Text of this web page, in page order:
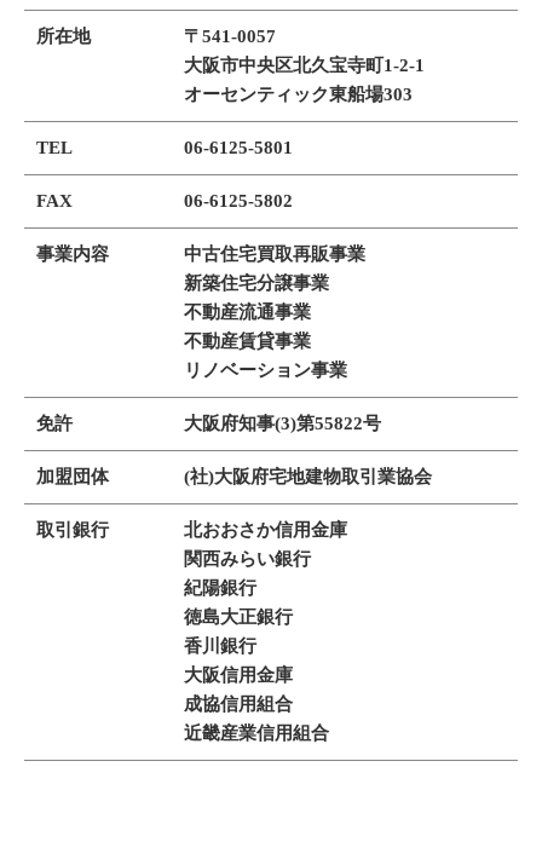
所在地
〒541-0057
大阪市中央区北久宝寺町1-2-1
オーセンティック東船場303
TEL 06-6125-5801
FAX 06-6125-5802
事業内容
中古住宅買取再販事業
新築住宅分譲事業
不動産流通事業
不動産賃貸事業
リノベーション事業
免許 大阪府知事(3)第55822号
加盟団体 (社)大阪府宅地建物取引業協会
取引銀行
北おおさか信用金庫
関西みらい銀行
紀陽銀行
徳島大正銀行
香川銀行
大阪信用金庫
成協信用組合
近畿産業信用組合